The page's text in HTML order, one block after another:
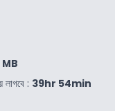
MB
: 39hr 54min